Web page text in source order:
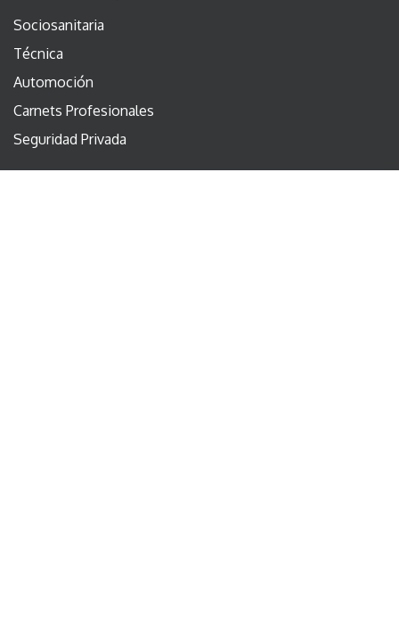
Sociosanitaria
Técnica
Automoción
Carnets Profesionales
Seguridad Privada